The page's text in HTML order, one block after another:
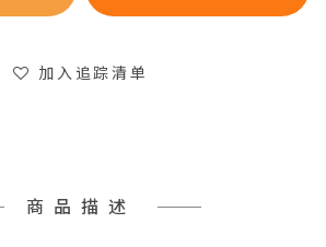
加入追踪清单
商品描述